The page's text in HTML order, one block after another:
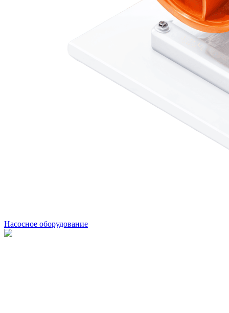
Насосное оборудование